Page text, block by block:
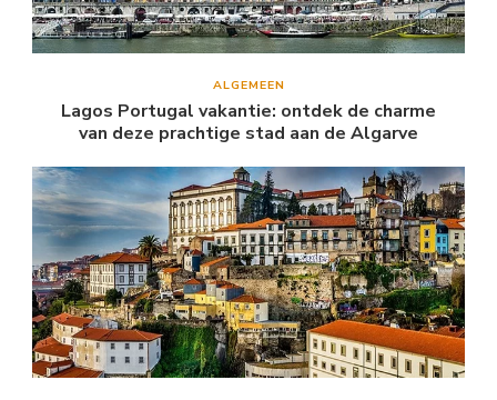
ALGEMEEN
Lagos Portugal vakantie: ontdek de charme
van deze prachtige stad aan de Algarve